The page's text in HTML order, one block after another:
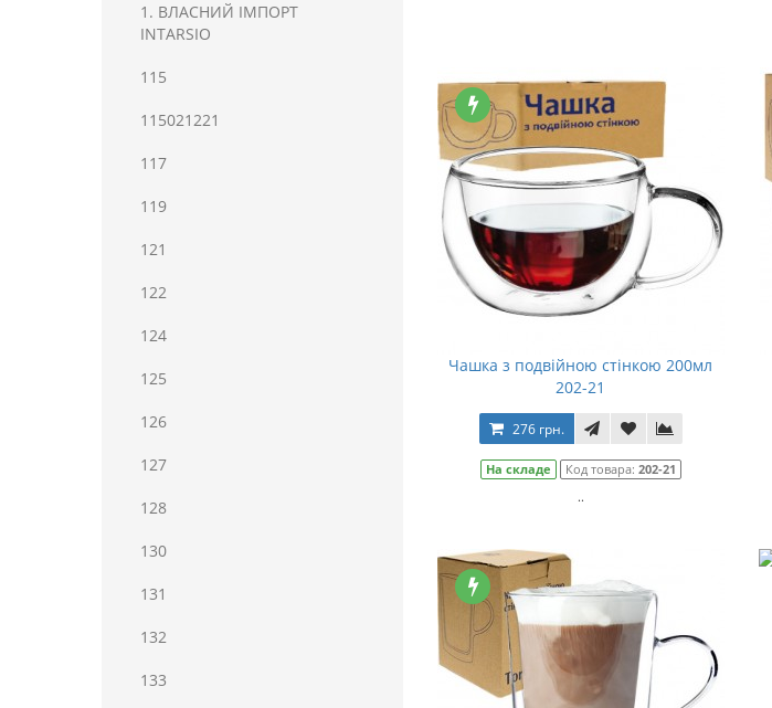
1. ВЛАСНИЙ ІМПОРТ
INTARSIO
115
115021221
117
119
121
122
124
125
126
127
128
130
131
132
133
Чашка з подвійною стінкою 200мл
202-21
276 грн.
На складе Код товара: 202-21
..